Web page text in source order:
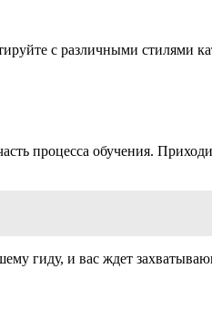
с различными стилями
процесса обучения.
гиду, и вас ждет